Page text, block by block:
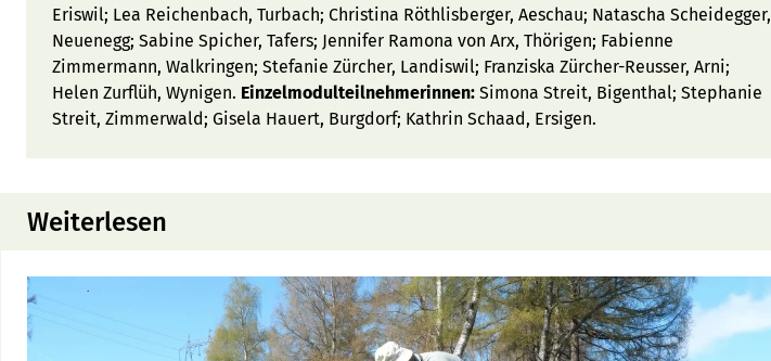
Eriswil; Lea Reichenbach, Turbach; Christina Röthlisberger, Aeschau; Natascha Scheidegger,
Neuenegg; Sabine Spicher, Tafers; Jennifer Ramona von Arx, Thörigen; Fabienne
Zimmermann, Walkringen; Stefanie Zürcher, Landiswil; Franziska Zürcher-Reusser, Arni;
Helen Zurflüh, Wynigen. Einzelmodulteilnehmerinnen: Simona Streit, Bigenthal; Stephanie
Streit, Zimmerwald; Gisela Hauert, Burgdorf; Kathrin Schaad, Ersigen.
Weiterlesen